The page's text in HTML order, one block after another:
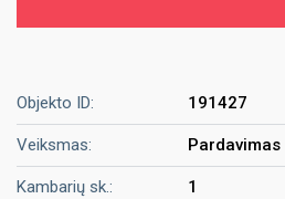
Objekto ID: 191427
Veiksmas: Pardavimas
Kambarių sk.: 1